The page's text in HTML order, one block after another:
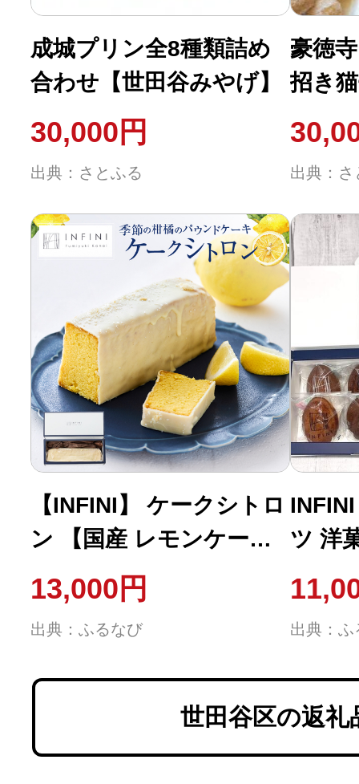
問い合わせ
成城プリン全8種類詰め
合わせ【世田谷みやげ】
30,000円
出典：さとふる
豪徳
招き
田谷
出典：さ
【INFINI】 ケークシトロ
ン 【国産 レモンケーキ
パウンドケーキ 爽やか
しっとり濃厚 上品な甘さ
贅沢 ティータイム 贈り
物 洋菓子 スイーツ デザ
ート お取り寄せ】
_0004-003-se4
13,000円
出典：ふるなび
ツ 洋
合わ
ナン
プレ
出典：ふ
世田谷区の返礼